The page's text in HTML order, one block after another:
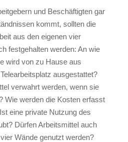
und Beschäftigten gar
kommt, sollten die
aus den eigenen vier
festgehalten werden: An wie
wird von zu Hause aus
ausgestattet?
verwahrt werden, wenn sie
Wie werden die Kosten erfasst
eine private Nutzung des
Dürfen Arbeitsmittel auch
Wände genutzt werden?